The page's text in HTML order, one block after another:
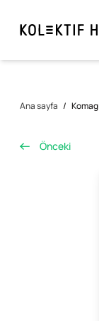
Ana sayfa / Komag
Önceki